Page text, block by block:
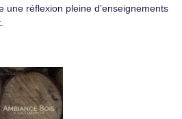
une réflexion pleine d’enseignements